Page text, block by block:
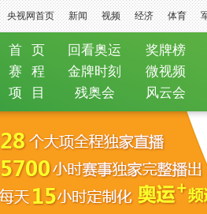
央视网首页 新闻 视频 经济 体育
首 页 回看奥运 奖牌榜
赛 程
金牌时刻 微视频
项 目
残奥会 风云会